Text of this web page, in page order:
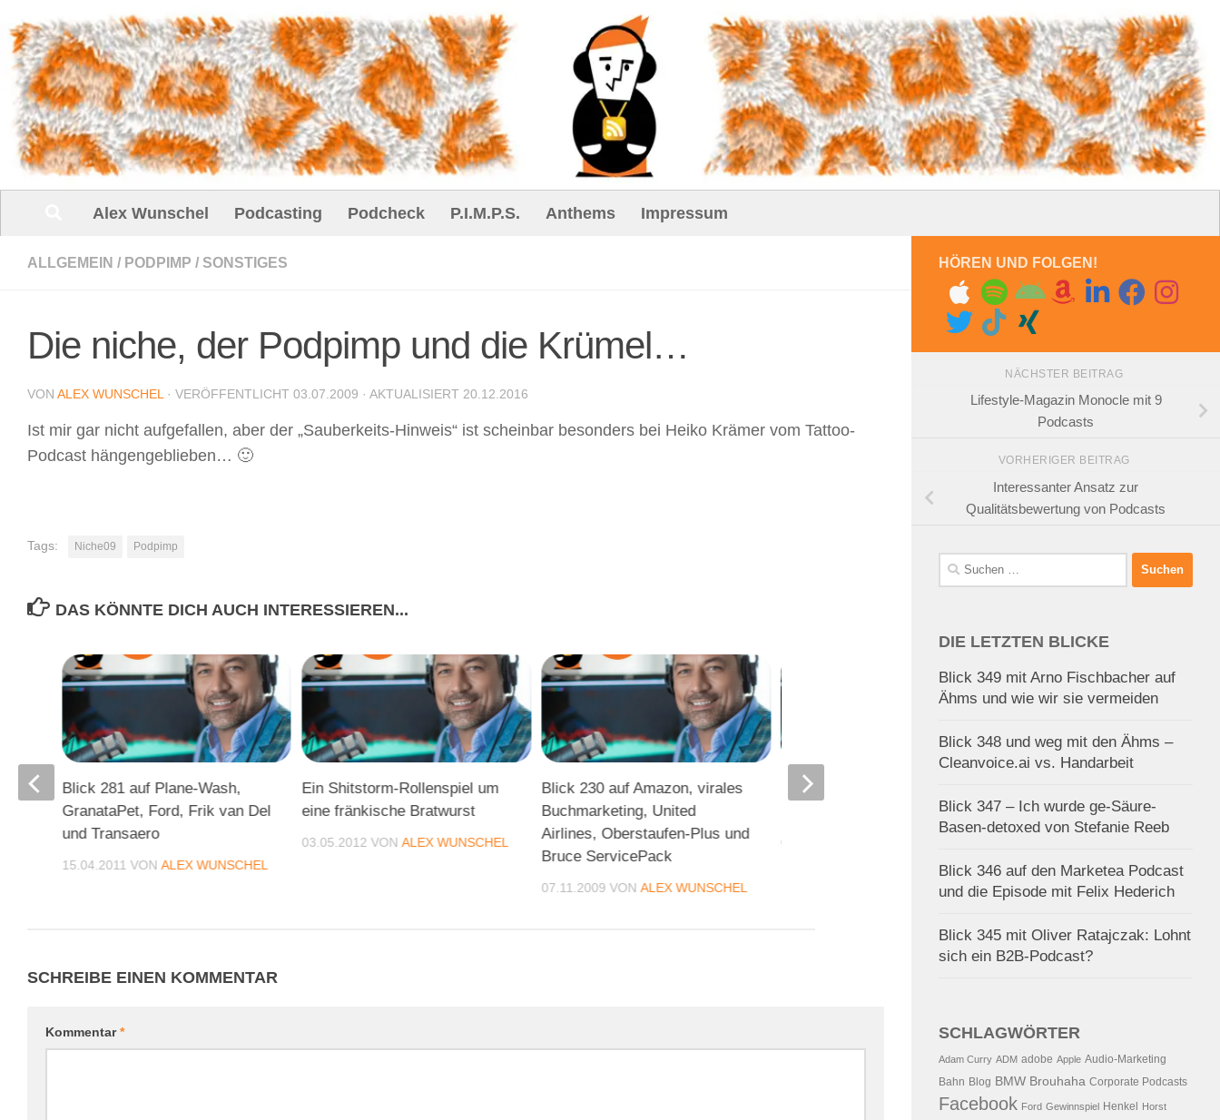
Unter dem Inhalt
Alex Wunschel Podcasting Podcheck P.I.M.P.S. Anthems Impressum
ALLGEMEIN / PODPIMP / SONSTIGES
Die niche, der Podpimp und die Krümel…
VON ALEX WUNSCHEL · VERÖFFENTLICHT 03.07.2009 · AKTUALISIERT 20.12.2016
Ist mir gar nicht aufgefallen, aber der „Sauberkeits-Hinweis“ ist scheinbar besonders bei Heiko Krämer vom Tattoo-
Podcast hängengeblieben… 🙂
Tags: Niche09 Podpimp
DAS KÖNNTE DICH AUCH INTERESSIEREN...
Ein Shitstorm-Rollenspiel um
eine fränkische Bratwurst
03.05.2012 VONALEX WUNSCHEL
Blick 230 auf Amazon, virales
Buchmarketing, United
Airlines, Oberstaufen-Plus und
Bruce ServicePack
07.11.2009 VONALEX WUNSCHEL
Blick 89 auf BAMBI, Henkel
05.12.2006
mit einer Geocaching-
Kampagne in den
30.04.2011VONALEX
Blick 281 auf Plane-Wash,
GranataPet, Ford, Frik van Del
und Transaero
15.04.2011 VONALEX WUNSCHEL
SCHREIBE EINEN KOMMENTAR
Kommentar*
HÖREN UND FOLGEN!
NÄCHSTER BEITRAG
Lifestyle-Magazin Monocle mit 9
Podcasts
VORHERIGER BEITRAG
Interessanter Ansatz zur
Qualitätsbewertung von Podcasts
Suchen
nach:
DIE LETZTEN BLICKE
Blick 349 mit Arno Fischbacher auf
Ähms und wie wir sie vermeiden
Blick 348 und weg mit den Ähms –
Cleanvoice.ai vs. Handarbeit
Blick 347 – Ich wurde ge-Säure-
Basen-detoxed von Stefanie Reeb
Blick 346 auf den Marketea Podcast
und die Episode mit Felix Hederich
Blick 345 mit Oliver Ratajczak: Lohnt
sich ein B2B-Podcast?
SCHLAGWÖRTER
Adam Curry ADM adobe Apple Audio-Marketing
Bahn Blog BMW Brouhaha Corporate Podcasts
Facebook Ford Gewinnspiel Henkel Horst